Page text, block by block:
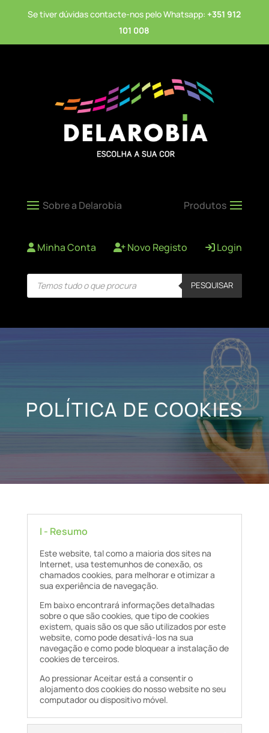
Se tiver dúvidas contacte-nos pelo Whatsapp: +351 912
101 008
Minha Conta Novo Registo Login
Products
search PESQUISAR
POLÍTICA DE COOKIES
I - Resumo
Este website, tal como a maioria dos sites na
Internet, usa testemunhos de conexão, os
chamados cookies, para melhorar e otimizar a
sua experiência de navegação.
Em baixo encontrará informações detalhadas
sobre o que são cookies, que tipo de cookies
existem, quais são os que são utilizados por este
website, como pode desativá-los na sua
navegação e como pode bloquear a instalação de
cookies de terceiros.
Ao pressionar Aceitar está a consentir o
alojamento dos cookies do nosso website no seu
computador ou dispositivo móvel.